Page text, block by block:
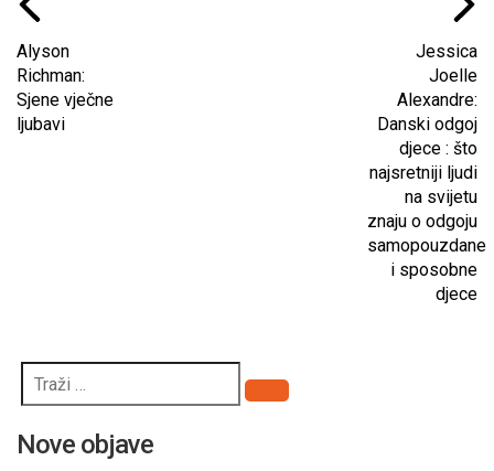
Alyson
Richman:
Sjene vječne
ljubavi
Jessica
Joelle
Alexandre:
Danski odgoj
djece : što
najsretniji ljudi
na svijetu
znaju o odgoju
samopouzdane
i sposobne
djece
Pretraži
Nove objave